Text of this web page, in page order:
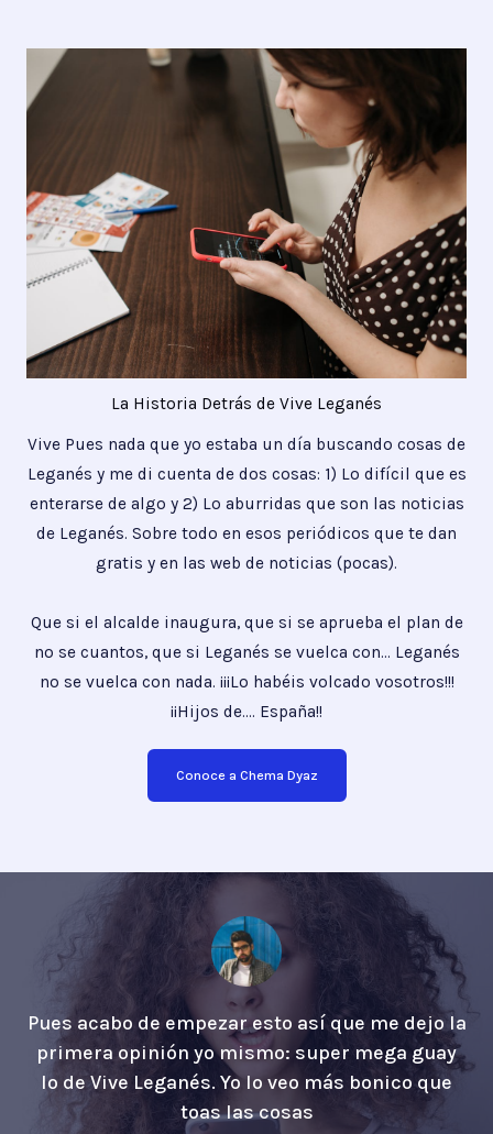
La Historia Detrás de Vive Leganés
Vive Pues nada que yo estaba un día buscando cosas de
Leganés y me di cuenta de dos cosas: 1) Lo difícil que es
enterarse de algo y 2) Lo aburridas que son las noticias
de Leganés. Sobre todo en esos periódicos que te dan
gratis y en las web de noticias (pocas).
Que si el alcalde inaugura, que si se aprueba el plan de
no se cuantos, que si Leganés se vuelca con… Leganés
no se vuelca con nada. ¡¡¡Lo habéis volcado vosotros!!!
¡¡Hijos de…. España!!
Conoce a Chema Dyaz
Pues acabo de empezar esto así que me dejo la
primera opinión yo mismo: super mega guay
lo de Vive Leganés. Yo lo veo más bonico que
toas las cosas